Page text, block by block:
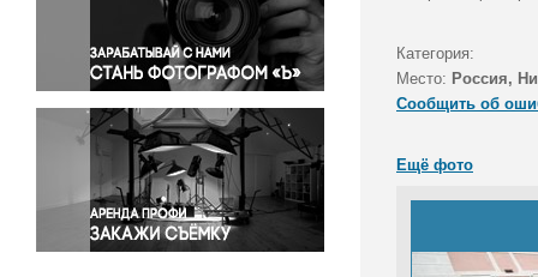
Правосудие
Происшествия и конфликты
Религия
Светская жизнь
Спорт
Экология
Экономика и бизнес
Категория:
Место: Россия,
Сообщить об
Ещё фото